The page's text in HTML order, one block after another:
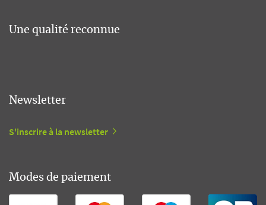
Une qualité reconnue
Newsletter
S'inscrire à la newsletter
Modes de paiement